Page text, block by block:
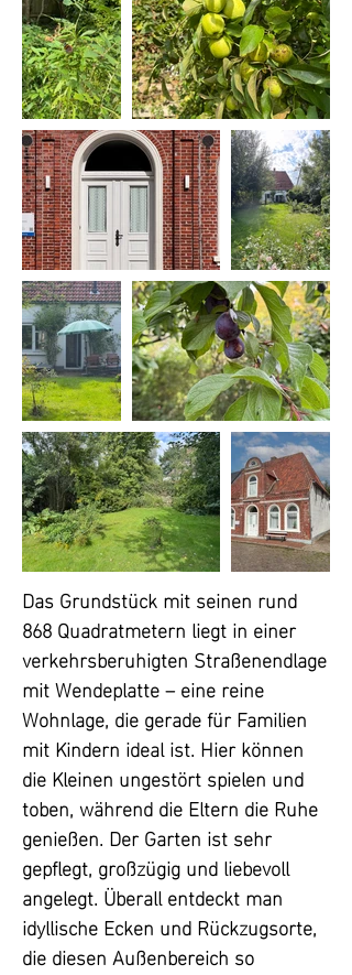
Das Grundstück mit seinen rund
868 Quadratmetern liegt in einer
verkehrsberuhigten Straßenendlage
mit Wendeplatte – eine reine
Wohnlage, die gerade für Familien
mit Kindern ideal ist. Hier können
die Kleinen ungestört spielen und
toben, während die Eltern die Ruhe
genießen. Der Garten ist sehr
gepflegt, großzügig und liebevoll
angelegt. Überall entdeckt man
idyllische Ecken und Rückzugsorte,
die diesen Außenbereich so